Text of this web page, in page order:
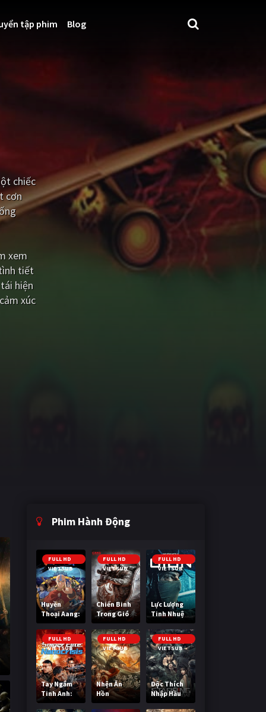
tập phim Blog
chiếc
cơn
xem
tiết
hiện
xúc
Phim Hành Động
FULL HD
VIETSUB
Huyền
Thoại Aang:
Tiết Khí Sư
Cuối Cùng
FULL HD
VIETSUB
Chiến Binh
Trong Gió
FULL HD
VIETSUB
Lực Lượng
Tinh Nhuệ
FULL HD
VIETSUB
Tay Ngắm
Tinh Anh:
Nguy Cơ
FULL HD
VIETSUB
Nhện Ăn
Hồn
FULL HD
VIETSUB
Độc Thích
Nhập Hầu